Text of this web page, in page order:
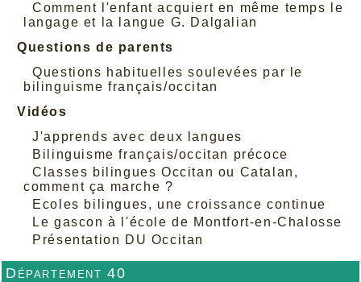
Comment l'enfant acquiert en même temps le
langage et la langue G. Dalgalian
Questions de parents
Questions habituelles soulevées par le
bilinguisme français/occitan
Vidéos
J'apprends avec deux langues
Bilinguisme français/occitan précoce
Classes bilingues Occitan ou Catalan,
comment ça marche ?
Ecoles bilingues, une croissance continue
Le gascon à l'école de Montfort-en-Chalosse
Présentation DU Occitan
Département 40